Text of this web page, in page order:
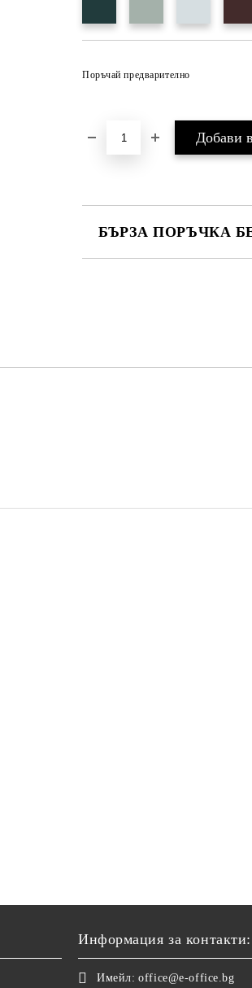
Поръчай предварително
БЪРЗА ПОРЪЧКА
Информация за контакти:
Имейл: office@e-office.bg